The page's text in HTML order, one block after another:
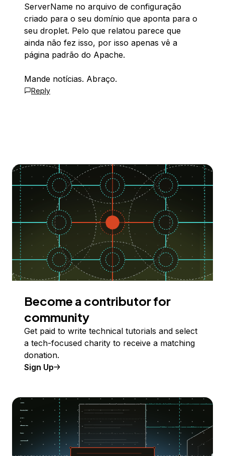
ServerName no arquivo de configuração
criado para o seu domínio que aponta para o
seu droplet. Pelo que relatou parece que
ainda não fez isso, por isso apenas vê a
página padrão do Apache.
Mande notícias. Abraço.
Reply
Become a contributor for
community
Get paid to write technical tutorials and select
a tech-focused charity to receive a matching
donation.
Sign Up